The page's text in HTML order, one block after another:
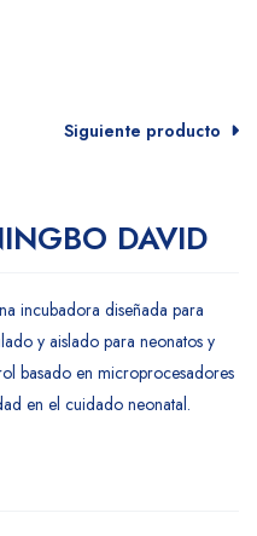
Siguiente producto
DAVID
incubadora diseñada para
y aislado para neonatos y
basado en microprocesadores
en el cuidado neonatal.